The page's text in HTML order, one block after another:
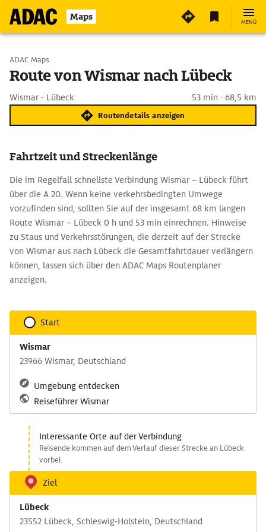
Maps MENÜ
Start wählen
ADAC Maps
Route von Wismar nach Lübeck
Wismar - Lübeck 53 min · 68,5 km
Routendetails anzeigen
Fahrtzeit und Streckenlänge
Die im Regelfall schnellste Verbindung Wismar – Lübeck führt
über die A 20. Wenn keine verkehrsbedingten Umwege
vorzufinden sind, sollten Sie auf der insgesamt 68 km langen
Route Wismar – Lübeck 0 h und 53 min einrechnen. Hinweise
zu Staus und Verkehrsstörungen, die derzeit auf der Strecke
von Wismar aus nach Lübeck die Gesamtfahrtdauer verlängern
können, lassen sich über den ADAC Maps Routenplaner
anzeigen.
Start
Wismar
23966 Wismar, Deutschland
Umgebung entdecken
Reiseführer Wismar
Interessante Orte auf der Verbindung
Reisende kommen auf dem Verlauf dieser Strecke an Lübeck
vorbei.
Ziel
Lübeck
23552 Lübeck, Schleswig-Holstein, Deutschland